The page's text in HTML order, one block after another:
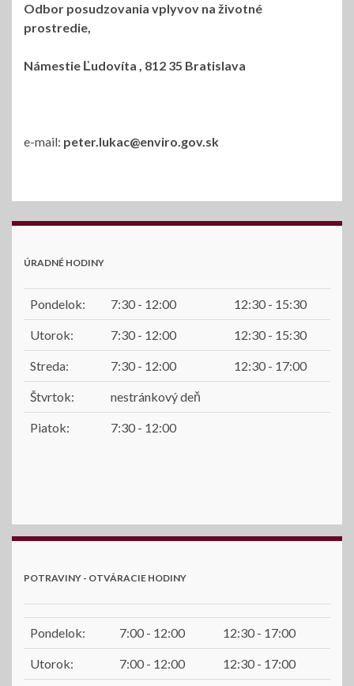
Odbor posudzovania vplyvov na životné
prostredie,
Námestie Ľudovíta , 812 35 Bratislava
e-mail: peter.lukac@enviro.gov.sk
ÚRADNÉ HODINY
Pondelok: 7:30 - 12:00 12:30 - 15:30
Utorok: 7:30 - 12:00 12:30 - 15:30
Streda: 7:30 - 12:00 12:30 - 17:00
Štvrtok: nestránkový deň
Piatok: 7:30 - 12:00
POTRAVINY - OTVÁRACIE HODINY
Pondelok: 7:00 - 12:00 12:30 - 17:00
Utorok: 7:00 - 12:00 12:30 - 17:00